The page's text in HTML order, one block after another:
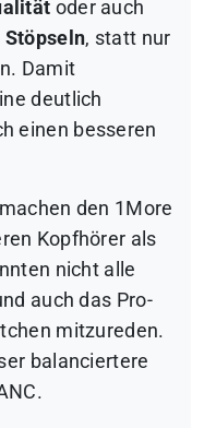
oder auch
, statt nur
Damit
deutlich
einen besseren
den 1More
Kopfhörer als
nicht alle
auch das Pro-
mitzureden.
balanciertere